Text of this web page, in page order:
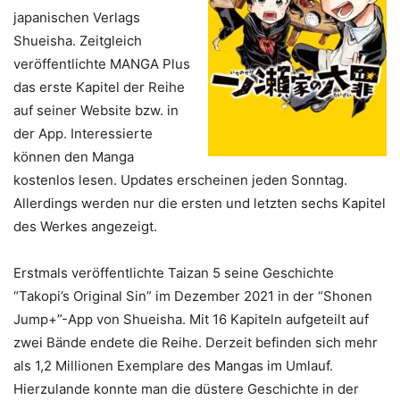
japanischen Verlags
Shueisha. Zeitgleich
veröffentlichte MANGA Plus
das erste Kapitel der Reihe
auf seiner Website bzw. in
der App. Interessierte
können den Manga
kostenlos lesen. Updates erscheinen jeden Sonntag.
Allerdings werden nur die ersten und letzten sechs Kapitel
des Werkes angezeigt.
Erstmals veröffentlichte Taizan 5 seine Geschichte
“Takopi’s Original Sin” im Dezember 2021 in der “Shonen
Jump+”-App von Shueisha. Mit 16 Kapiteln aufgeteilt auf
zwei Bände endete die Reihe. Derzeit befinden sich mehr
als 1,2 Millionen Exemplare des Mangas im Umlauf.
Hierzulande konnte man die düstere Geschichte in der